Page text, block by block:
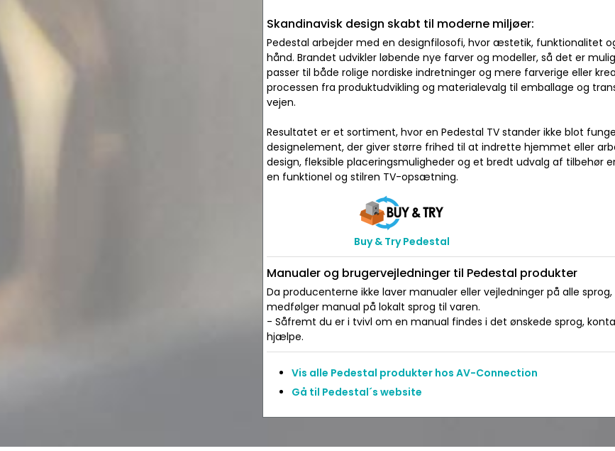
Skandinavisk design skabt til moderne miljøer:
Pedestal arbejder med en designfilosofi, hvor æstetik, funktionalitet
hånd. Brandet udvikler løbende nye farver og modeller, så det er
passer til både rolige nordiske indretninger og mere farverige eller
processen fra produktudvikling og materialevalg til emballage og
vejen.
Resultatet er et sortiment, hvor en Pedestal TV stander ikke blot
designelement, der giver større frihed til at indrette hjemmet eller
design, fleksible placeringsmuligheder og et bredt udvalg af tilbehør
en funktionel og stilren TV-opsætning.
Buy & Try Pedestal
Manualer og brugervejledninger til Pedestal produkter
Da producenterne ikke laver manualer eller vejledninger på alle
medfølger manual på lokalt sprog til varen.
- Såfremt du er i tvivl om en manual findes i det ønskede sprog,
hjælpe.
Vis alle Pedestal produkter hos AV-Connection
Gå til Pedestal´s website